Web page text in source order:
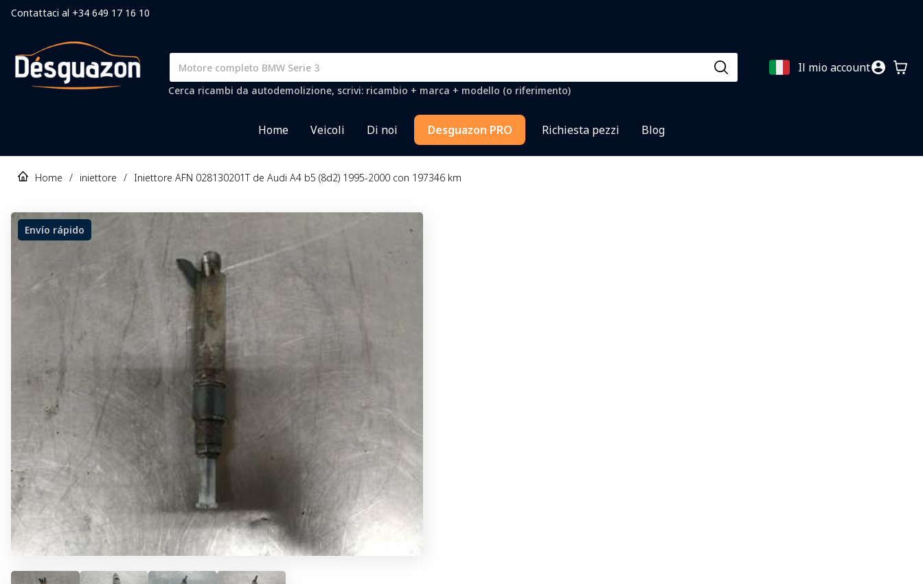
Contattaci al +34 649 17 16 10
Cerca ricambi da autodemolizione, scrivi: ricambio + marca + modello (o riferimento)
Il mio account
Home Veicoli Di noi Desguazon PRO Richiesta pezzi Blog
Home / iniettore / Iniettore AFN 028130201T de Audi A4 b5 (8d2) 1995-2000 con 197346 km
Envío rápido